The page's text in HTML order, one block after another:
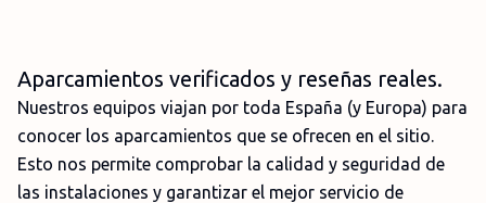
Aparcamientos verificados y reseñas reales.
Nuestros equipos viajan por toda España (y Europa) para
conocer los aparcamientos que se ofrecen en el sitio.
Esto nos permite comprobar la calidad y seguridad de
las instalaciones y garantizar el mejor servicio de